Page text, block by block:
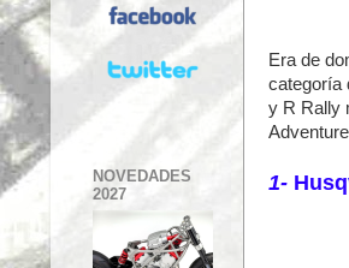
Era de
categoría
y R Rally
1-
NOVEDADES
2027